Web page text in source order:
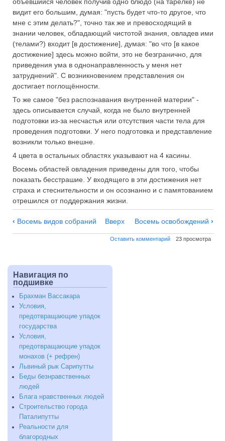
видит его большим, думая: "пусть будет что-то другое, что
мне с этим делать?", точно так же и превосходящий в
знании человек, обладающий чистотой знания, овладев ими
(телами?) входит [в достижение], думая: "во что [в какое
достижение] здесь можно войти, это не безгранично, для
приведения ума в однонаправленность у меня нет
затруднений". С возникновением представления он
достигает поглощённости.
То же самое "без распознавания внутренней материи" -
здесь описывается случай, когда не было внутренней
подготовки из-за несчастья или отсутствия части тела для
проведения подготовки. У него подготовка и представление
возникли только внешне.
4 цвета в остальных областях указывают на 4 касины.
Восемь областей овладения приведены для того, чтобы
показать бесстрашие. У входящего в эти достижения нет
страха и стеснительности и он осознанно и с памятованием
отрешился от поддержания жизни.
Навигация
по
овладения
(владычества)
‹ Восемь видов собраний Вверх Восемь освобождений ›
Оставить комментарий 23 просмотра
Навигация по
подшивке
Брахман Вассакара
Условия,
предотвращающие упадок
государства
Условия,
предотвращающие упадок
монахов (+ рефрен)
Львиный рык Сарипутты
Беды безнравственных
людей
Блага нравственных людей
Строительство города
Паталипутты
Реальности для
благородных